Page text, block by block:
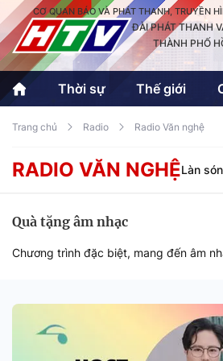
CƠ QUAN BÁO VÀ PHÁT THANH, TRUYỀN
ĐÀI PHÁT THANH
THÀNH PHỐ
Thời sự Thế giới
Thời sự
Thể thao
Trong
An Sinh Sách hay
Kinh doanh Công
Trang chủ Radio Radio Văn nghệ
RADIO VĂN NGHỆLàn
Quà tặng âm nhạc
Chương trình đặc biệt, mang đến âm